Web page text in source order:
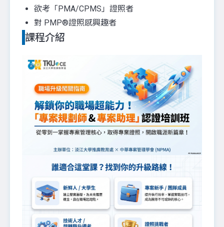
欲考「PMA/CPMS」證照者
對 PMP®證照感興趣者
課程介紹